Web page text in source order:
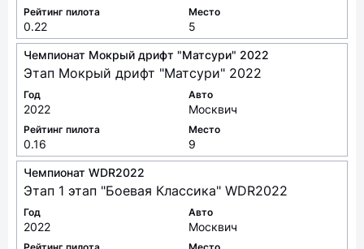
Рейтинг пилота
0.22
Место
5
Чемпионат Мокрый дрифт "Матсури" 2022
Этап Мокрый дрифт "Матсури" 2022
Год
2022
Авто
Москвич
Рейтинг пилота
0.16
Место
9
Чемпионат WDR2022
Этап 1 этап "Боевая Классика" WDR2022
Год
2022
Авто
Москвич